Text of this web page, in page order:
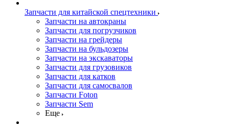
Запчасти для китайской спецтехники
Запчасти на автокраны
Запчасти для погрузчиков
Запчасти на грейдеры
Запчасти на бульдозеры
Запчасти на экскаваторы
Запчасти для грузовиков
Запчасти для катков
Запчасти для самосвалов
Запчасти Foton
Запчасти Sem
Еще